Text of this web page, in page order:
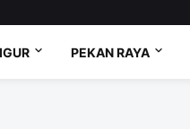
PEKAN RAYA